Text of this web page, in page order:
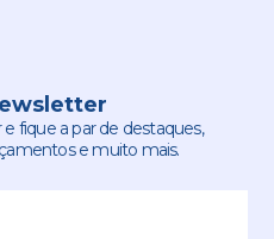
fique a par de destaques,
e muito mais.